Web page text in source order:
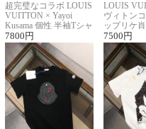
超完璧なコラボ LOUIS
VUITTON × Yayoi
Kusama 個性 半袖Tシャ
ツコピー男女兼用
7800 円
LOUIS
ヴィトン
ップリケ
ンニット半
7500 円